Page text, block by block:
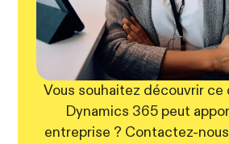
Vous souhaitez découvrir
Dynamics 365 peut
entreprise ? Contactez-